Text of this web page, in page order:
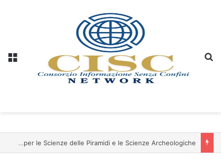
Il professor dottor Foad Aodi dà il benvenuto ai membri del Comitato per le Scienze delle Piramidi e le Scienze Archeologiche…